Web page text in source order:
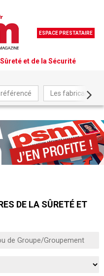
ESPACE PRESTATAIRE
et de la Sécurité
référencé Les fabricants
DE LA SÛRETÉ ET